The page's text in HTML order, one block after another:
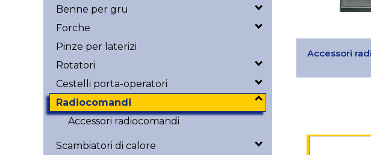
Benne per gru
Forche
Pinze per laterizi
Rotatori
Cestelli porta-operatori
Radiocomandi
Accessori radiocomandi
Scambiatori di calore
Accessori